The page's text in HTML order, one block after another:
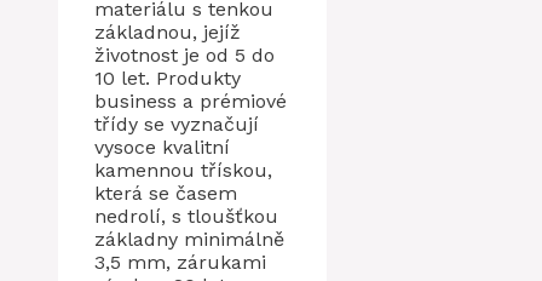
materiálu s tenkou
základnou, jejíž
životnost je od 5 do
10 let. Produkty
business a prémiové
třídy se vyznačují
vysoce kvalitní
kamennou třískou,
která se časem
nedrolí, s tloušťkou
základny minimálně
3,5 mm, zárukami